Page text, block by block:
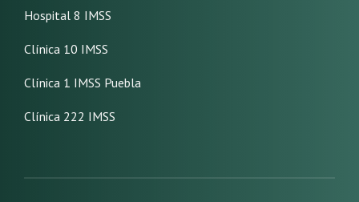
Hospital 8 IMSS
Clínica 10 IMSS
Clínica 1 IMSS Puebla
Clínica 222 IMSS